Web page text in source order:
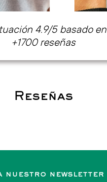
4.9/5 basado en
+1700 reseñas
Reseñas
nuestro newsletter